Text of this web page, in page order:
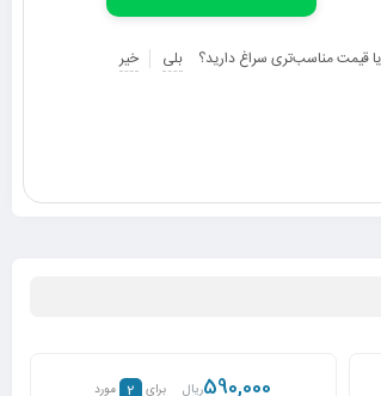
قیمت مناسب‌تری سراغ دارید؟ بلی خیر
590,000ریال برای 2 مورد